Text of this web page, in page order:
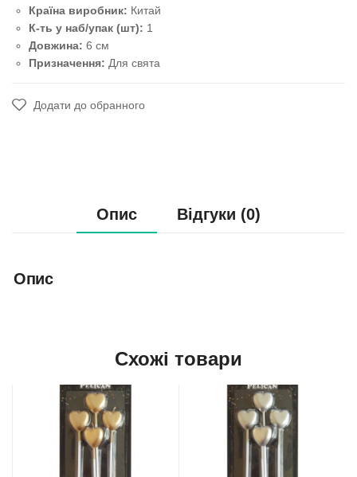
Країна виробник: Китай
К-ть у наб/упак (шт): 1
Довжина: 6 см
Призначення: Для свята
Додати до обранного
Опис Відгуки (0)
Опис
Схожі товари